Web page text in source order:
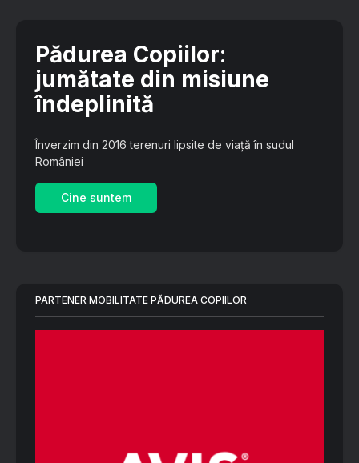
Pădurea Copiilor:
jumătate din misiune
îndeplinită
Înverzim din 2016 terenuri lipsite de viață în sudul
României
Cine suntem
PARTENER MOBILITATE PĂDUREA COPIILOR